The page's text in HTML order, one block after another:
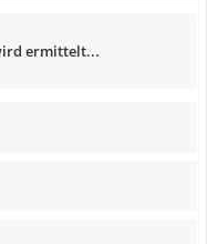
ermittelt...